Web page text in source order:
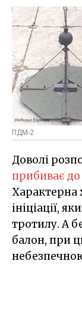
ПДМ-2
Доволі
прибиває до
Характерна
ініціації,
тротилу. А
балон, при